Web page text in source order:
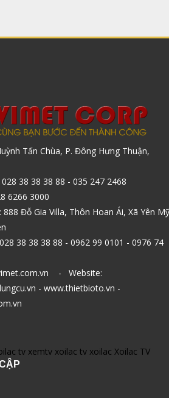
Tấn Chùa, P. Đông Hưng Thuận,
38 38 38 88 - 035 247 2468
3000
888 Đỗ Gia Villa, Thôn Hoan Ái, Xã Yên
38 38 38 88 - 0962 99 0101 - 0976 74
- Website:
- www.thietbioto.vn -
tv xemtv xoilac tv xoilac Xoilac TV